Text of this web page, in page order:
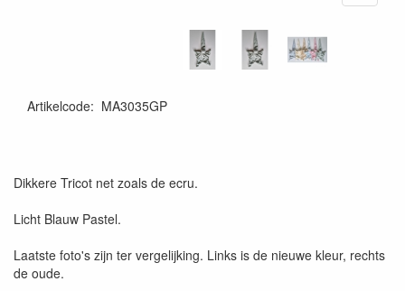
Artikelcode: MA3035GP
Dikkere Tricot net zoals de ecru.
Licht Blauw Pastel.
Laatste foto's zijn ter vergelijking. Links is de nieuwe kleur, rechts
de oude.